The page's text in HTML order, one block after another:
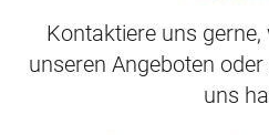
Kontaktiere uns
unseren Angeboten
uns